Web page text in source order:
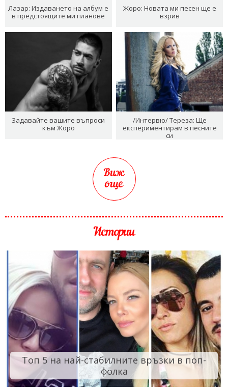
Лазар: Издаването на албум е
в предстоящите ми планове
Жоро: Новата ми песен ще е
взрив
Задавайте вашите въпроси
към Жоро
/Интервю/ Тереза: Ще
експериментирам в песните
си
Виж
още
Истории
Топ 5 на най-стабилните връзки в поп-
фолка